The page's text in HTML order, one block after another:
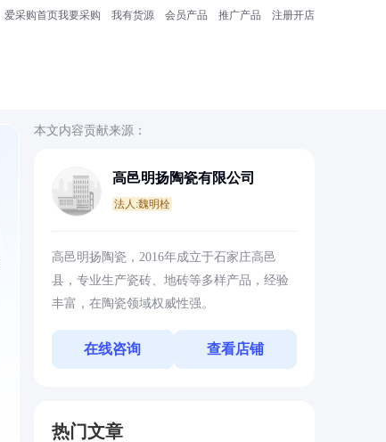
爱采购首页我要采购 我有货源 会员产品 推广产品 注册开店
本文内容贡献来源：
高邑明扬陶瓷有限公司
法人:魏明栓
高邑明扬陶瓷，2016年成立于石家庄高邑
县，专业生产瓷砖、地砖等多样产品，经验
丰富，在陶瓷领域权威性强。
在线咨询 查看店铺
热门文章